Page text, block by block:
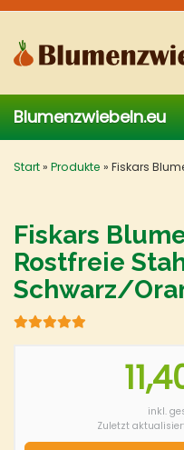
Skip
main
content
Blumenzwiebeln.eu
Start» Produkte » Fiskars
Fiskars
Rostfreie
Schwarz/
inkl.
Zuletzt